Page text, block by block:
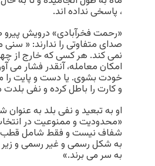
، پاسخی نداده اند.
«رحمت فخرآبادی» درویش
صدای متفاوتی را ندارند: «
نمی کند. هر کسی که خارج از
امکان معامله، آنقدر فشار می
خودت بشوی. یا دست و پایت را
و کارت را باطل کرده و نفی
او به تبعید و نفی بلد به
«محدودیت و ممنوعیت در
شفاف نیست و فقط شامل قطب
به شکل رسمی و غیر رسمی و
به سر می برند.»